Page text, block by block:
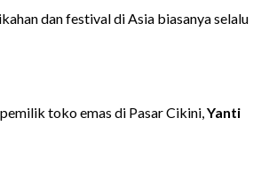
dan festival di Asia biasanya selalu
toko emas di Pasar Cikini,Yanti